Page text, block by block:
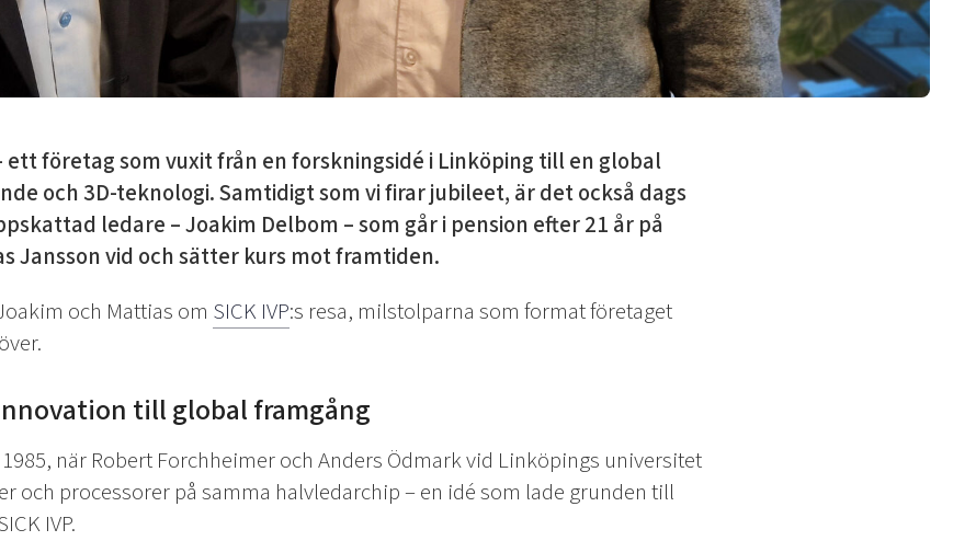
ett företag som vuxit från en forskningsidé i Linköping till en global
och 3D-teknologi. Samtidigt som vi firar jubileet, är det också dags
ledare – Joakim Delbom – som går i pension efter 21 år på
Jansson vid och sätter kurs mot framtiden.
och Mattias om SICK IVP:s resa, milstolparna som format företaget
till global framgång
när Robert Forchheimer och Anders Ödmark vid Linköpings universitet
och processorer på samma halvledarchip – en idé som lade grunden till
IVP.